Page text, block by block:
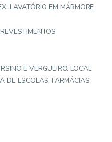
LAVATÓRIO EM MÁRMORE
E VERGUEIRO. LOCAL
DE ESCOLAS, FARMÁCIAS,